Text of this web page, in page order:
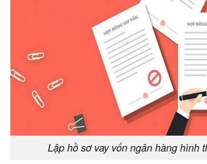
Lập hồ sơ vay vốn ngân hàng hình